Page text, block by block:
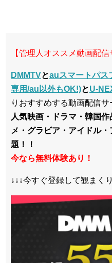
【管理人オススメ動画配信
DMMTVとauスマートパス
専用/au以外もOK!)とU-
りおすすめする動画配信サ
人気映画・ドラマ・韓国
メ・グラビア・アイドル
題！！
今なら無料体験あり！
↓↓↓今すぐ登録して観まく